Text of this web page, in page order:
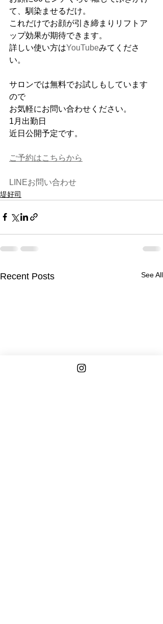
て、馴染ませるだけ。
これだけでお顔が引き締まりリフトア
ップ効果が期待できます。
詳しい使い方はYouTubeみてくださ
い。
サロンでは無料でお試しもしています
ので
お気軽にお問い合わせください。
1月出勤日
近日公開予定です。
ご予約はこちらから
LINEお問い合わせ
堤好司
Recent Posts See All